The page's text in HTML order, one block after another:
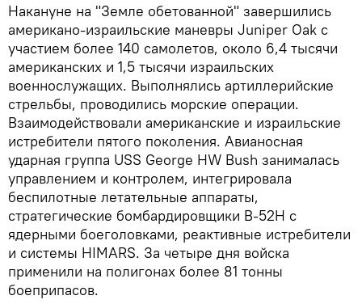
Накануне на "Земле обетованной" завершились
американо-израильские маневры Juniper Oak с
участием более 140 самолетов, около 6,4 тысячи
американских и 1,5 тысячи израильских
военнослужащих. Выполнялись артиллерийские
стрельбы, проводились морские операции.
Взаимодействовали американские и израильские
истребители пятого поколения. Авианосная
ударная группа USS George HW Bush занималась
управлением и контролем, интегрировала
беспилотные летательные аппараты,
стратегические бомбардировщики B-52H с
ядерными боеголовками, реактивные истребители
и системы HIMARS. За четыре дня войска
применили на полигонах более 81 тонны
боеприпасов.